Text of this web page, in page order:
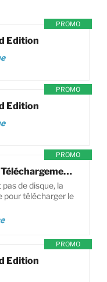
PROMO
Edition
PROMO
Edition
PROMO
FIFA 20 - Code de Téléchargement pour PC
de disque, la
pour télécharger le
PROMO
Edition